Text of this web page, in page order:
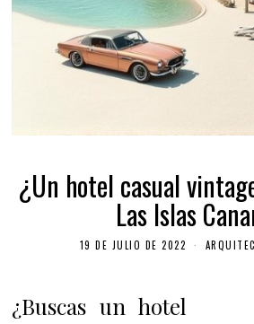
¿Un hotel casual
Las Islas
19 DE JULIO DE 2022
¿Buscas un hotel